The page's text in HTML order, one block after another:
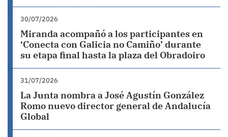
30/07/2026
Miranda acompañó a los participantes en
‘Conecta con Galicia no Camiño’ durante
su etapa final hasta la plaza del Obradoiro
31/07/2026
La Junta nombra a José Agustín González
Romo nuevo director general de Andalucía
Global